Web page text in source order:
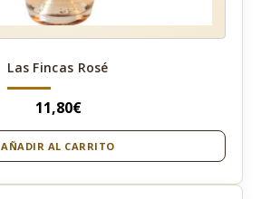
Las Fincas Rosé
11,80€
AÑADIR AL CARRITO